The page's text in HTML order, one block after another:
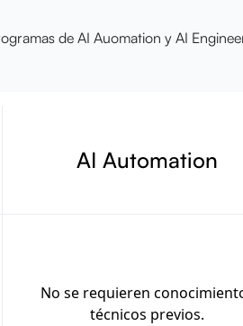
de AI Auomation y AI
AI Automation
No se requieren
técnicos previos.